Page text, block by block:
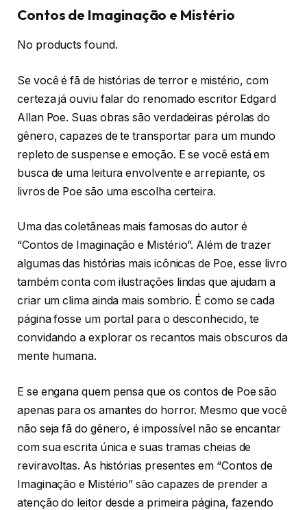
Contos de Imaginação e Mistério
No products found.
Se você é fã de histórias de terror e mistério, com
certeza já ouviu falar do renomado escritor Edgard
Allan Poe. Suas obras são verdadeiras pérolas do
gênero, capazes de te transportar para um mundo
repleto de suspense e emoção. E se você está em
busca de uma leitura envolvente e arrepiante, os
livros de Poe são uma escolha certeira.
Uma das coletâneas mais famosas do autor é
“Contos de Imaginação e Mistério”. Além de trazer
algumas das histórias mais icônicas de Poe, esse livro
também conta com ilustrações lindas que ajudam a
criar um clima ainda mais sombrio. É como se cada
página fosse um portal para o desconhecido, te
convidando a explorar os recantos mais obscuros da
mente humana.
E se engana quem pensa que os contos de Poe são
apenas para os amantes do horror. Mesmo que você
não seja fã do gênero, é impossível não se encantar
com sua escrita única e suas tramas cheias de
reviravoltas. As histórias presentes em “Contos de
Imaginação e Mistério” são capazes de prender a
atenção do leitor desde a primeira página, fazendo